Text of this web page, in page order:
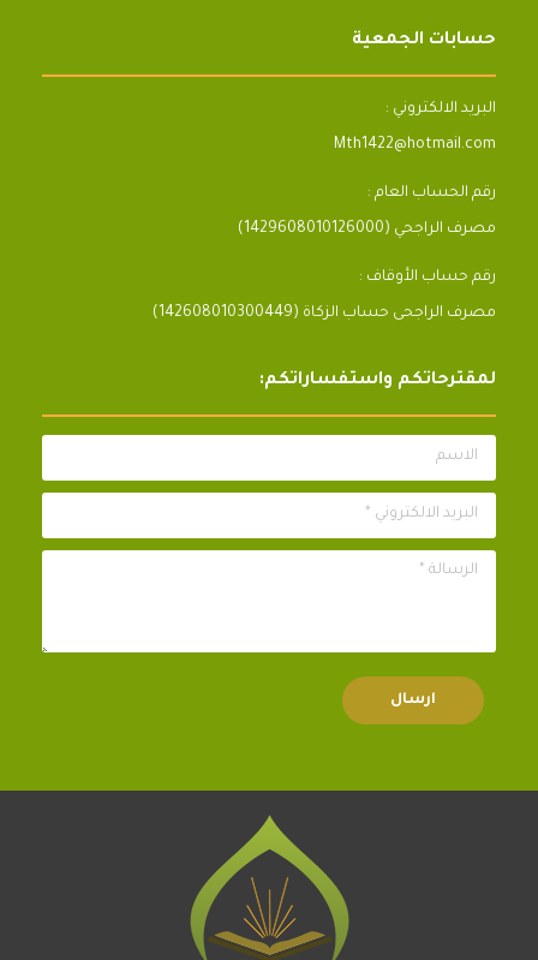
حسابات الجمعية
البريد الالكتروني :
Mth1422@hotmail.com
رقم الحساب العام :
مصرف الراجحي (1429608010126000)
رقم حساب الأوقاف :
مصرف الراجحى حساب الزكاة (142608010300449)
لمقترحاتكم واستفساراتكم:
الاسم
البريد الالكتروني *
الرسالة *